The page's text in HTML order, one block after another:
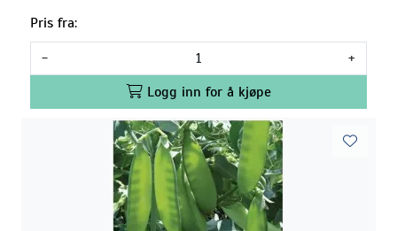
Pris fra:
-
+
Logg inn for å kjøpe